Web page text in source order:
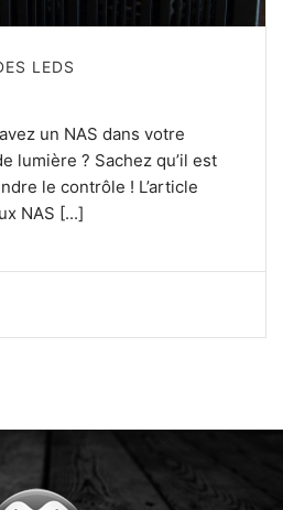
LEDS
un NAS dans votre
lumière ? Sachez qu’il est
le contrôle ! L’article
NAS [...]